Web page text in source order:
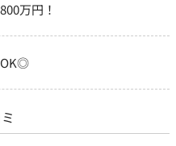
万円！
OK◎